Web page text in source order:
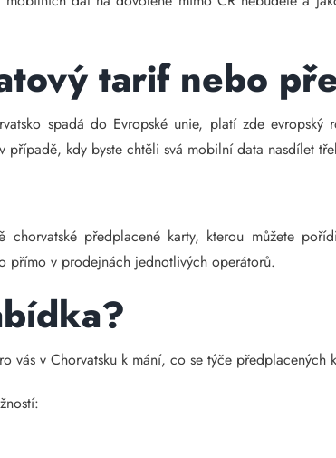
tarif nebo
spadá do Evropské unie, platí zde
případě, kdy byste chtěli svá mobilní data nasdílet
chorvatské předplacené karty, kterou můžete
přímo v prodejnách jednotlivých operátorů.
vás v Chorvatsku k mání, co se týče předplacených